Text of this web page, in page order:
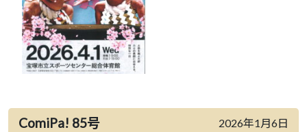
ComiPa! 85号 2026年1月6日